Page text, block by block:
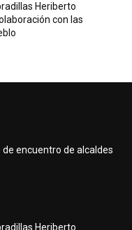
Heriberto
con las
encuentro de alcaldes
Heriberto